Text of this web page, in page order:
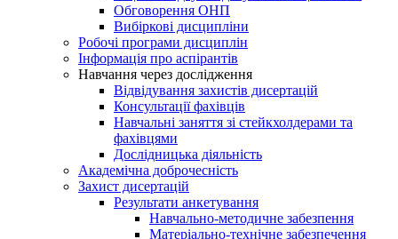
Обговорення ОНП
Вибіркові дисципліни
Робочі програми дисциплін
Інформація про аспірантів
Навчання через дослідження
Відвідування захистів дисертацій
Консультації фахівців
Навчальні заняття зі стейкхолдерами та
фахівцями
Дослідницька діяльність
Академічна доброчесність
Захист дисертацій
Результати анкетування
Навчально-методичне забезпення
Матеріально-технічне забезпечення